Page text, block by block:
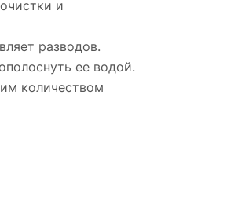
и
разводов.
ее водой.
количеством